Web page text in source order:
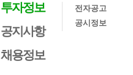
투자정보
공지사항
채용정보
전자공고
공시정보